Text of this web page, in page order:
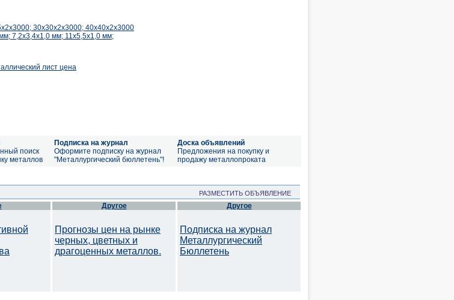
30х30х2х3000; 40х40х2х3000
7,2х3,4х1,0 мм; 11х5,5х1,0 мм;
лист цена
поиск
металлов
Подписка на журнал
Оформите подписку на журнал
"Металлургический бюллетень"!
Доска объявлений
Предложения на покупку и
продажу металлопроката
РАЗМЕСТИТЬ ОБЪЯВЛЕНИЕ
Другое
Прогнозы цен на рынке
черных, цветных и
драгоценных металлов.
Другое
Подписка на журнал
Металлургический
Бюллетень